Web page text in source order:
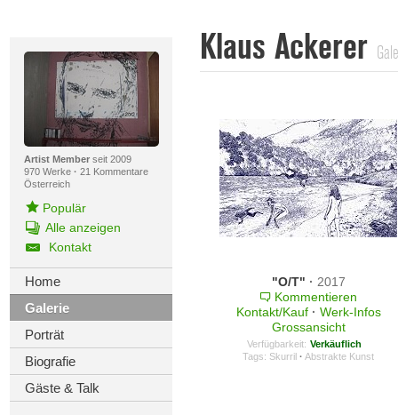
Artist Memberseit 2009
970 Werke · 21 Kommentare
Österreich
Populär
Alle anzeigen
Kontakt
Home
Galerie
Porträt
Biografie
Gäste & Talk
Klaus Ackerer
"O/T" · 2017
Kommentieren
Kontakt/Kauf · Werk-Infos
Grossansicht
Verfügbarkeit: Verkäuflich
Tags: Skurril · Abstrakte Kunst